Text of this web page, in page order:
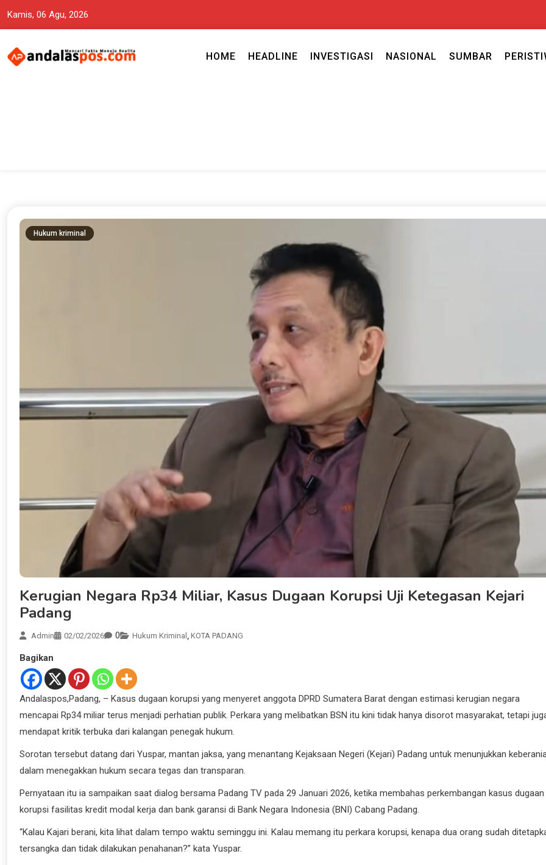
Kamis, 06 Agu, 2026
HOME HEADLINE INVESTIGASI NASIONAL SUMBAR
Hukum kriminal
Kerugian Negara Rp34 Miliar, Kasus Dugaan Korupsi Uji Ketegasan Kejari
Padang
Admin 02/02/2026 0 Hukum Kriminal , KOTA PADANG
Bagikan
Andalaspos,Padang, – Kasus dugaan korupsi yang menyeret anggota DPRD Sumatera Barat dengan estimasi kerugian negara
mencapai Rp34 miliar terus menjadi perhatian publik. Perkara yang melibatkan BSN itu kini tidak hanya disorot masyarakat, tetapi
mendapat kritik terbuka dari kalangan penegak hukum.
Sorotan tersebut datang dari Yuspar, mantan jaksa, yang menantang Kejaksaan Negeri (Kejari) Padang untuk menunjukkan
dalam menegakkan hukum secara tegas dan transparan.
Pernyataan itu ia sampaikan saat dialog bersama Padang TV pada 29 Januari 2026, ketika membahas perkembangan kasus dugaan
korupsi fasilitas kredit modal kerja dan bank garansi di Bank Negara Indonesia (BNI) Cabang Padang.
“Kalau Kajari berani, kita lihat dalam tempo waktu seminggu ini. Kalau memang itu perkara korupsi, kenapa dua orang sudah
tersangka dan tidak dilakukan penahanan?” kata Yuspar.